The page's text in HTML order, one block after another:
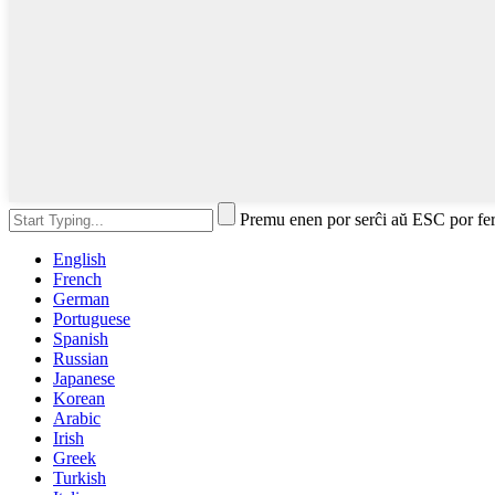
Premu enen por serĉi aŭ ESC por
English
French
German
Portuguese
Spanish
Russian
Japanese
Korean
Arabic
Irish
Greek
Turkish